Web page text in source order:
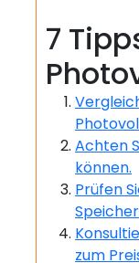
7
Achten
können.
Prüfen
zum